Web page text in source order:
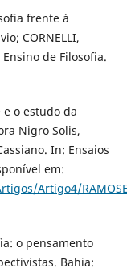
frente à
CORNELLI,
de Filosofia.
e o estudo da
Nigro Solis,
In: Ensaios
em:
Artigo4/
o pensamento
Bahia: